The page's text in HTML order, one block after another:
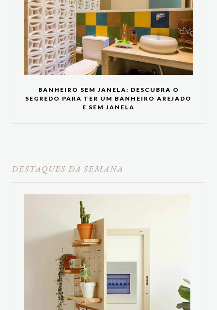
BANHEIRO SEM JANELA: DESCUBRA O
SEGREDO PARA TER UM BANHEIRO AREJADO
E SEM JANELA
DESTAQUES DA SEMANA